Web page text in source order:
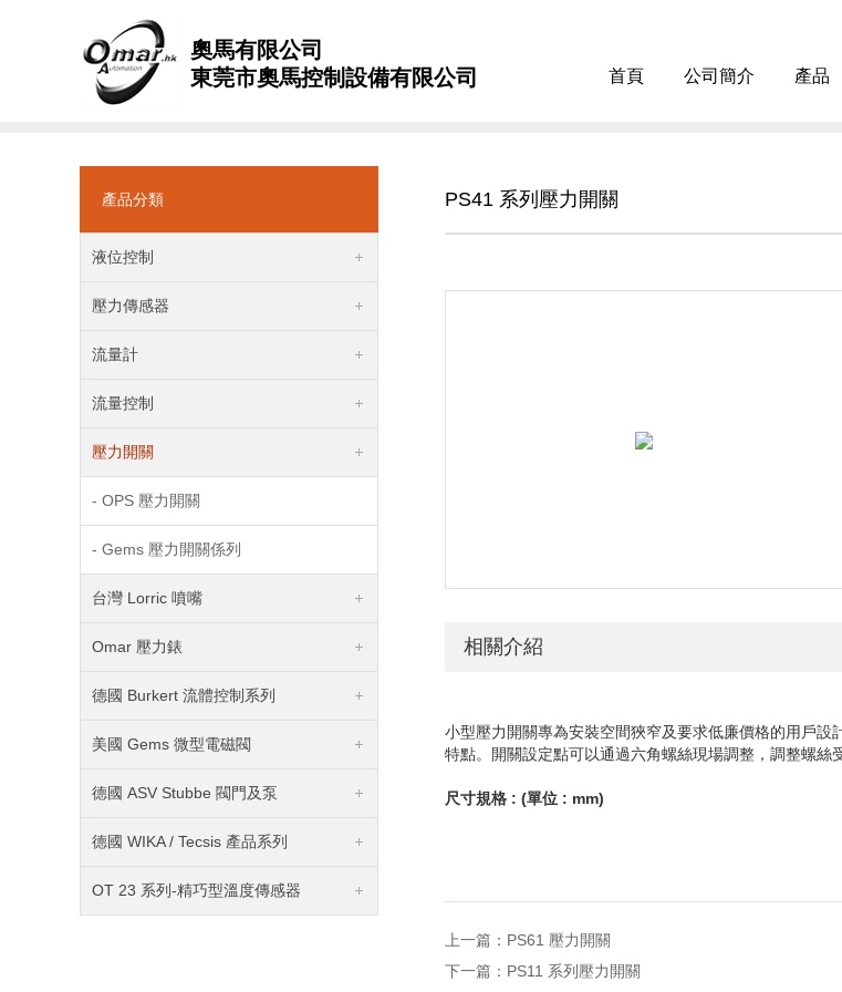
奧馬有限公司
東莞市奧馬控制設備有限公司
首頁 公司簡介 產品
產品分類
液位控制
壓力傳感器
流量計
流量控制
壓力開關
- OPS 壓力開關
- Gems 壓力開關係列
台灣 Lorric 噴嘴
Omar 壓力錶
德國 Burkert 流體控制系列
美國 Gems 微型電磁閥
德國 ASV Stubbe 閥門及泵
德國 WIKA / Tecsis 產品系列
OT 23 系列-精巧型溫度傳感器
PS41 系列壓力開關
相關介紹
小型壓力開關專為安裝空間狹窄及要求低廉價格的用戶設
特點。開關設定點可以通過六角螺絲現場調整，調整螺絲
尺寸規格 : (單位 : mm)
上一篇： PS61 壓力開關
下一篇： PS11 系列壓力開關